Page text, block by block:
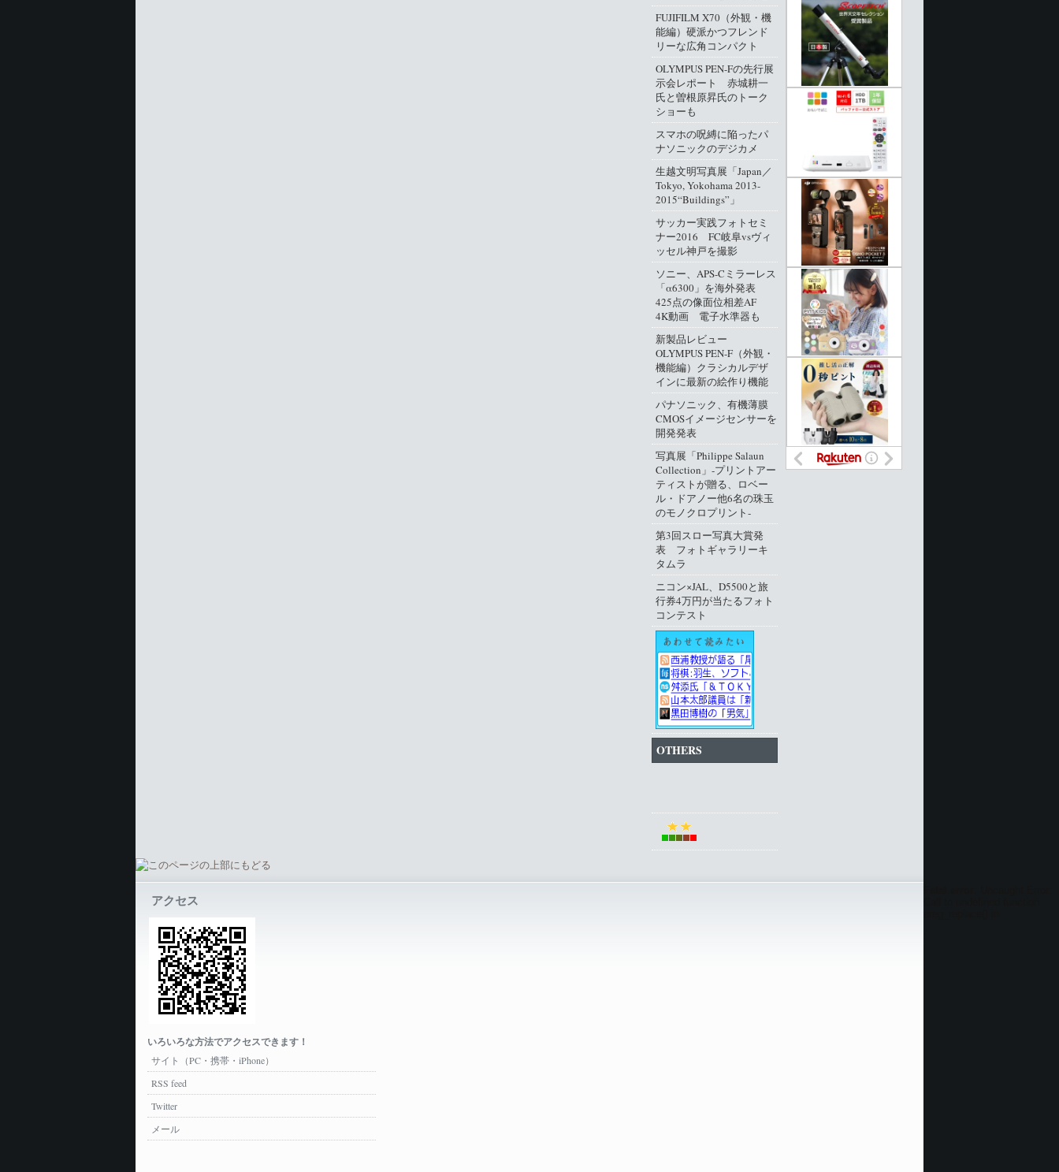
FUJIFILM X70（外観・機
能編）硬派かつフレンド
リーな広角コンパクト
OLYMPUS PEN-Fの先行展
示会レポート 赤城耕一
氏と曽根原昇氏のトーク
ショーも
スマホの呪縛に陥ったパ
ナソニックのデジカメ
生越文明写真展「Japan／
Tokyo, Yokohama 2013-
2015“Buildings”」
サッカー実践フォトセミ
ナー2016 FC岐阜vsヴィ
ッセル神戸を撮影
ソニー、APS-Cミラーレス
「α6300」を海外発表
425点の像面位相差AF
4K動画 電子水準器も
新製品レビュー
OLYMPUS PEN-F（外観・
機能編）クラシカルデザ
インに最新の絵作り機能
パナソニック、有機薄膜
CMOSイメージセンサーを
開発発表
写真展「Philippe Salaun
Collection」‐プリントアー
ティストが贈る、ロベー
ル・ドアノー他6名の珠玉
のモノクロプリント‐
第3回スロー写真大賞発
表 フォトギャラリーキ
タムラ
ニコン×JAL、D5500と旅
行券4万円が当たるフォト
コンテスト
OTHERS
アクセス
いろいろな方法でアクセスできます！
サイト（PC・携帯・iPhone）
RSS feed
Twitter
メール